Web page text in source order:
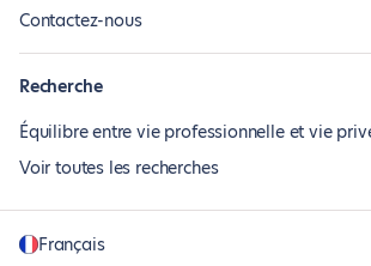
Contactez-nous
Recherche
Équilibre entre vie professionnelle et vie
Voir toutes les recherches
Français